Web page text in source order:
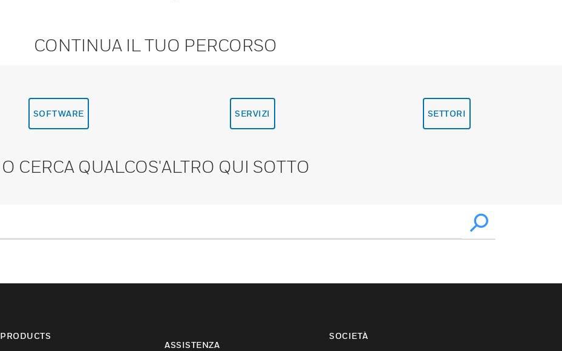
CONTINUA IL TUO PERCORSO
SOFTWARE SERVIZI SETTORI
O CERCA QUALCOS'ALTRO QUI SOTTO
PRODUCTS
ASSISTENZA
SOCIETÀ